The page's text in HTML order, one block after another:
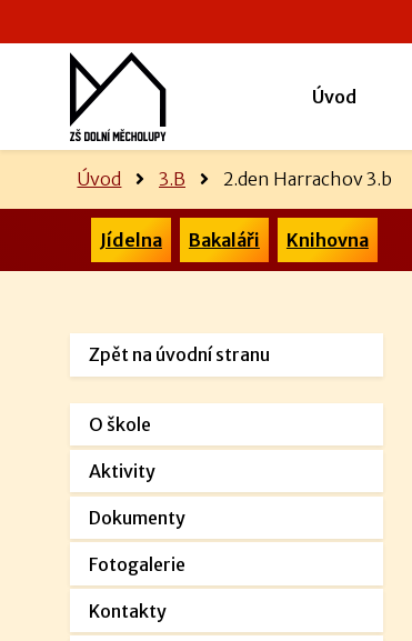
Úvod
Úvod 3.B 2.den Harrachov 3.b
Jídelna Bakaláři Knihovna
Zpět na úvodní stranu
O škole
Aktivity
Dokumenty
Fotogalerie
Kontakty